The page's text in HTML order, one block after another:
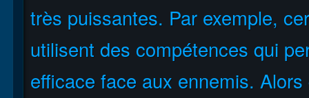
très puissantes. Par exemple,
utilisent des compétences qui
efficace face aux ennemis.